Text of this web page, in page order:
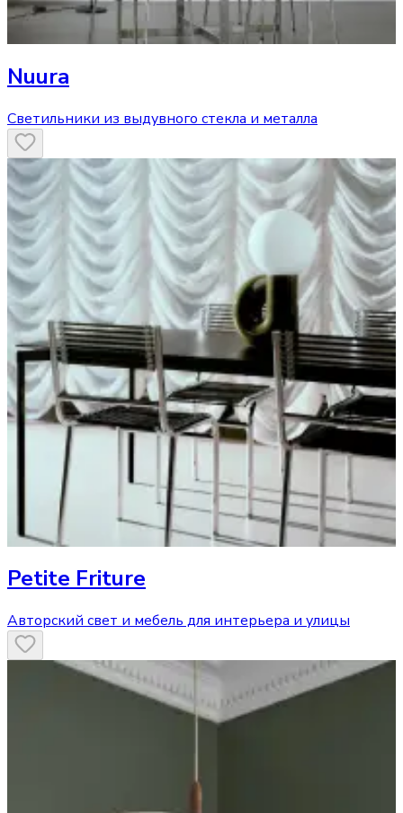
Nuura
Светильники из выдувного стекла и металла
Petite Friture
Авторский свет и мебель для интерьера и улицы